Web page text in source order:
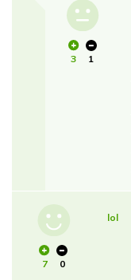
3 1
7 0
lol